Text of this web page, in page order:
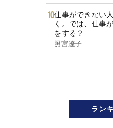
仕事ができない
く。では、仕事
をする？
照宮遼子
ラン